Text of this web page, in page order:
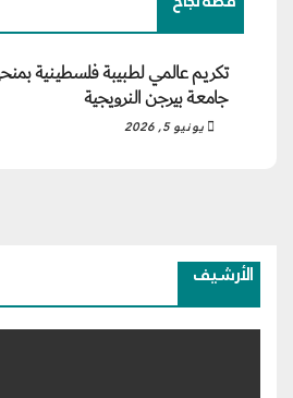
تكريم عالمي لطبيبة فلسطينية
جامعة بيرجن النرويجية
يونيو 5, 2026
الأرشيف